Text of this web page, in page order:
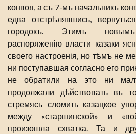
конвоя, а съ 7-мъ начальникъ
едва отстрѣлявшись,
городокъ. Этимъ новымъ
распоряженію власти казаки
своего настроенія, но тѣмъ не
ни поступавшая согласно его
не обратили на это ни
продолжали дѣйствовать въ
стремясь сломить казацкое
между «старшинской» и
произошла схватка. Та и